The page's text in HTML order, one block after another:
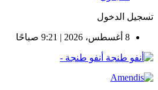
تسجيل الدخول
8 أغسطس، 2026 | 9:21 صباحًا
أنفو طنجة -